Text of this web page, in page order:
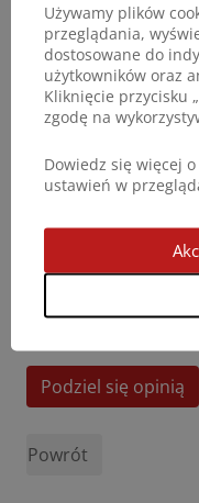
Podziel się opinią
Powrót
Używamy plików
przeglądania,
dostosowane do
użytkowników oraz
Kliknięcie przycisku
zgodę na
Dowiedz się więcej
ustawień w